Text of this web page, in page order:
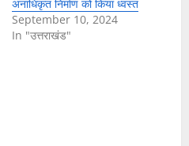
अनाधिकृत निर्माण को किया ध्वस्त
September 10, 2024
In "उत्तराखंड"